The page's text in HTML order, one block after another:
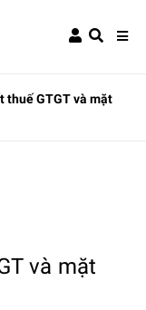
thuế GTGT và mặt
và mặt